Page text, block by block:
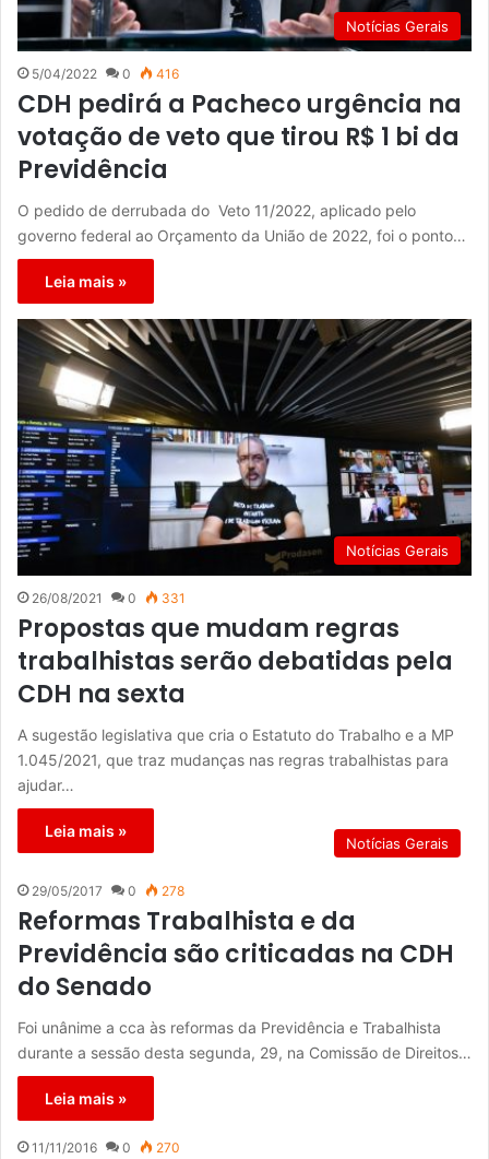
Notícias Gerais
5/04/2022 0 416
CDH pedirá a Pacheco urgência na
votação de veto que tirou R$ 1 bi da
Previdência
O pedido de derrubada do Veto 11/2022, aplicado pelo
governo federal ao Orçamento da União de 2022, foi o ponto…
Leia mais »
Notícias Gerais
26/08/2021 0 331
Propostas que mudam regras
trabalhistas serão debatidas pela
CDH na sexta
A sugestão legislativa que cria o Estatuto do Trabalho e a MP
1.045/2021, que traz mudanças nas regras trabalhistas para
ajudar…
Leia mais »
Notícias Gerais
29/05/2017 0 278
Reformas Trabalhista e da
Previdência são criticadas na CDH
do Senado
Foi unânime a cca às reformas da Previdência e Trabalhista
durante a sessão desta segunda, 29, na Comissão de Direitos…
Leia mais »
11/11/2016 0 270